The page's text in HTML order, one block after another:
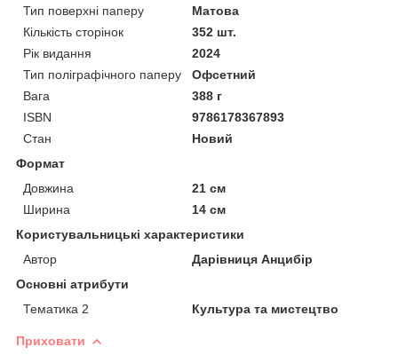
Тип поверхні паперу
Матова
Кількість сторінок
352 шт.
Рік видання
2024
Тип поліграфічного паперу
Офсетний
Вага
388 г
ISBN
9786178367893
Стан
Новий
Формат
Довжина
21 см
Ширина
14 см
Користувальницькі характеристики
Автор
Дарівниця Анцибір
Основні атрибути
Тематика 2
Культура та мистецтво
Приховати